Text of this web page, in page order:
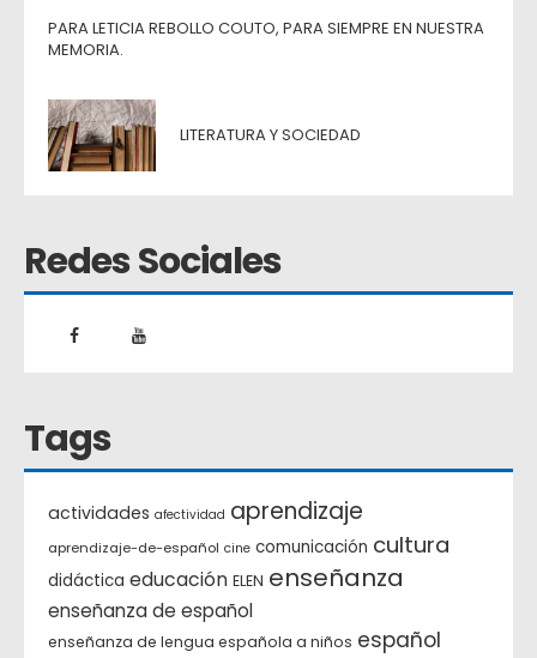
PARA LETICIA REBOLLO COUTO, PARA SIEMPRE EN NUESTRA
MEMORIA.
LITERATURA Y SOCIEDAD
Redes Sociales
Tags
actividades afectividad aprendizaje
aprendizaje-de-español cine comunicación cultura
didáctica educación ELEN enseñanza
enseñanza de español
enseñanza de lengua española a niños español